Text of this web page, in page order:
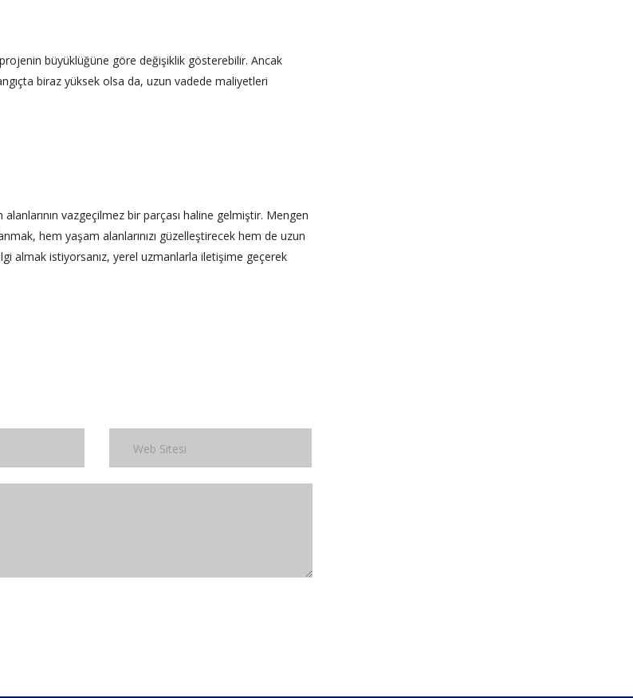
büyüklüğüne göre değişiklik gösterebilir. Ancak
biraz yüksek olsa da, uzun vadede maliyetleri
vazgeçilmez bir parçası haline gelmiştir. Mengen
hem yaşam alanlarınızı güzelleştirecek hem de uzun
almak istiyorsanız, yerel uzmanlarla iletişime geçerek